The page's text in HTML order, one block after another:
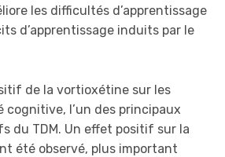
les difficultés d’apprentissage
d’apprentissage induits par le
de la vortioxétine sur les
l’un des principaux
du TDM. Un effet positif sur la
été observé, plus important